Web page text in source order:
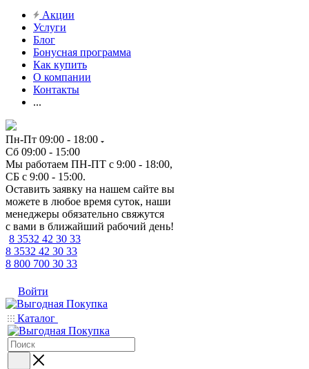
Акции
Услуги
Блог
Бонусная программа
Как купить
О компании
Контакты
...
Пн-Пт 09:00 - 18:00
Сб 09:00 - 15:00
Мы работаем ПН-ПТ с 9:00 - 18:00,
СБ с 9:00 - 15:00.
Оставить заявку на нашем сайте вы
можете в любое время суток, наши
менеджеры обязательно свяжутся
с вами в ближайший рабочий день!
8 3532 42 30 33
8 3532 42 30 33
8 800 700 30 33
Войти
Каталог